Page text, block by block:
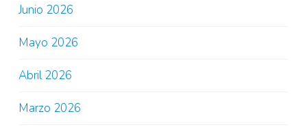
Junio 2026
Mayo 2026
Abril 2026
Marzo 2026